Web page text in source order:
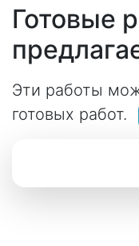
Готовые
Эти работы
готовых работ.